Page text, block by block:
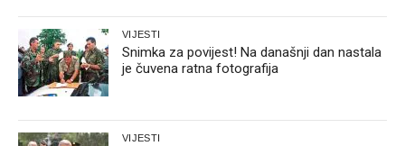
VIJESTI
Snimka za povijest! Na današnji dan nastala
je čuvena ratna fotografija
VIJESTI